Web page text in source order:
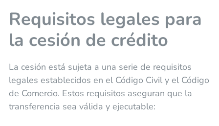
Requisitos legales para
la cesión de crédito
La cesión está sujeta a una serie de requisitos
legales establecidos en el Código Civil y el Código
de Comercio. Estos requisitos aseguran que la
transferencia sea válida y ejecutable: